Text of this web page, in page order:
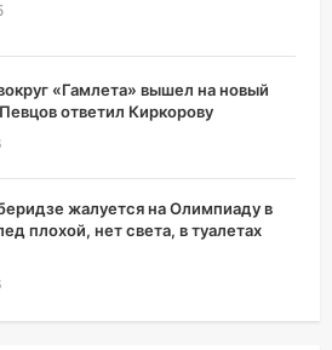
«Гамлета» вышел на новый
ответил Киркорову
жалуется на Олимпиаду в
плохой, нет света, в туалетах